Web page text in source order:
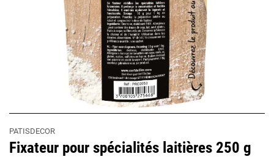
PATISDECOR
Fixateur pour spécialités laitières 250 g